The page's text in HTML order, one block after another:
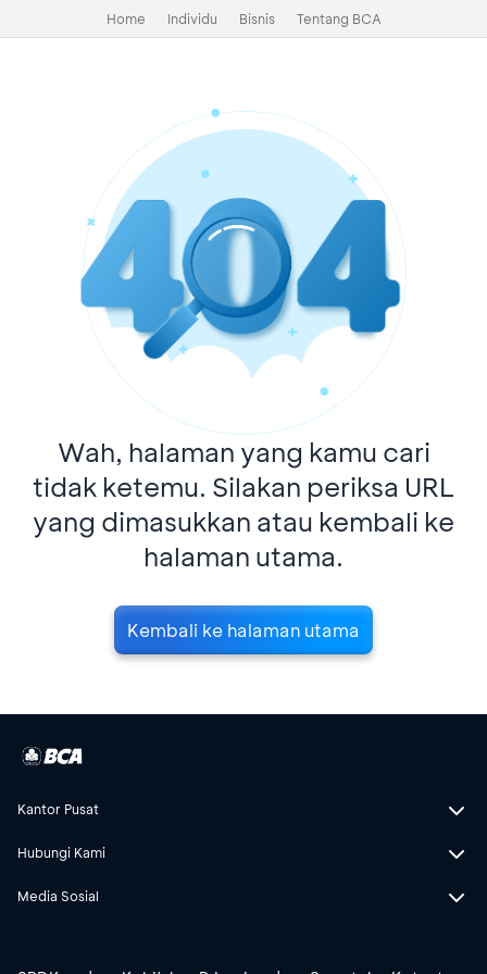
Home Individu Bisnis Tentang BCA
Wah, halaman yang kamu cari
tidak ketemu. Silakan periksa URL
yang dimasukkan atau kembali ke
halaman utama.
Kembali ke halaman utama
Kantor Pusat
Hubungi Kami
Media Sosial